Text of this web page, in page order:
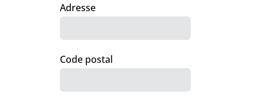
Adresse
Code postal